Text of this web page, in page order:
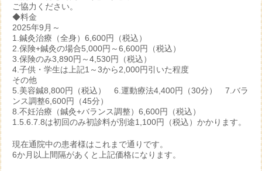
ご協力ください。
◆料金
2025年9月～
1.鍼灸治療（全身）6,600円（税込）
2.保険+鍼灸の場合5,000円～6,600円（税込）
3.保険のみ3,890円～4,530円（税込）
4.子供・学生は上記1～3から2,000円引いた程度
その他
5.美容鍼8,800円（税込） 6.運動療法4,400円（30分） 7.バラ
ンス調整6,600円（45分）
8.不妊治療（鍼灸+バランス調整）6,600円（税込）
1.5.6.7.8は初回のみ初診料が別途1,100円（税込）かかります。
現在通院中の患者様はこれまで通りです。
6か月以上間隔があくと上記価格になります。